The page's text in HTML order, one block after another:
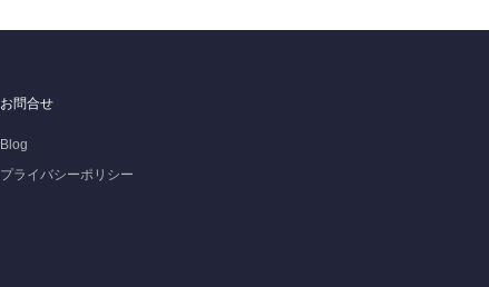
お問合せ
Blog
プライバシーポリシー